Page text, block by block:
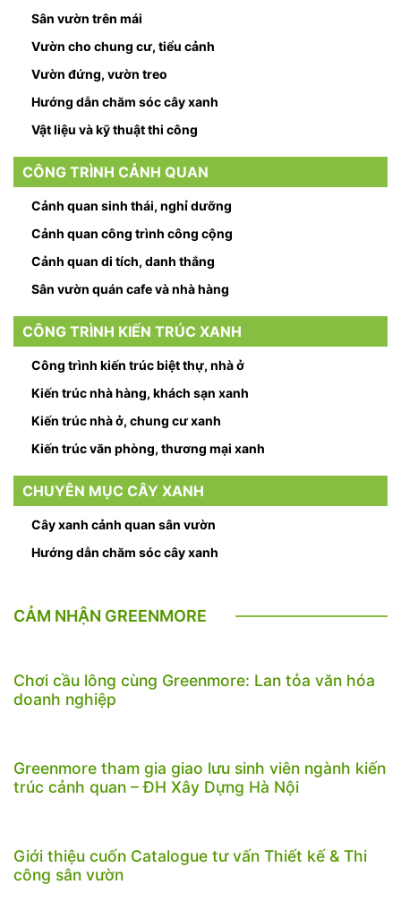
Sân vườn trên mái
Vườn cho chung cư, tiểu cảnh
Vườn đứng, vườn treo
Hướng dẫn chăm sóc cây xanh
Vật liệu và kỹ thuật thi công
CÔNG TRÌNH CẢNH QUAN
Cảnh quan sinh thái, nghỉ dưỡng
Cảnh quan công trình công cộng
Cảnh quan di tích, danh thắng
Sân vườn quán cafe và nhà hàng
CÔNG TRÌNH KIẾN TRÚC XANH
Công trình kiến trúc biệt thự, nhà ở
Kiến trúc nhà hàng, khách sạn xanh
Kiến trúc nhà ở, chung cư xanh
Kiến trúc văn phòng, thương mại xanh
CHUYÊN MỤC CÂY XANH
Cây xanh cảnh quan sân vườn
Hướng dẫn chăm sóc cây xanh
CẢM NHẬN GREENMORE
Chơi cầu lông cùng Greenmore: Lan tỏa văn hóa
doanh nghiệp
Greenmore tham gia giao lưu sinh viên ngành kiến
trúc cảnh quan – ĐH Xây Dựng Hà Nội
Giới thiệu cuốn Catalogue tư vấn Thiết kế & Thi
công sân vườn